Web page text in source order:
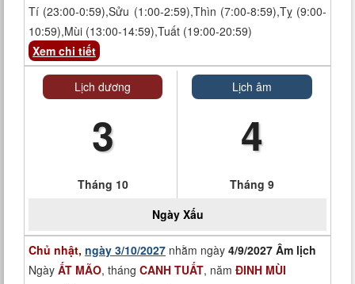
Tí (23:00-0:59),Sửu (1:00-2:59),Thìn (7:00-8:59),Tỵ (9:00-
10:59),Mùi (13:00-14:59),Tuất (19:00-20:59)
Xem chi tiết
Lịch dương
3
Tháng 10
Lịch âm
4
Tháng 9
Ngày Xấu
Chủ nhật, ngày 3/10/2027 nhằm ngày 4/9/2027 Âm lịch
Ngày ẤT MÃO, tháng CANH TUẤT, năm ĐINH MÙI